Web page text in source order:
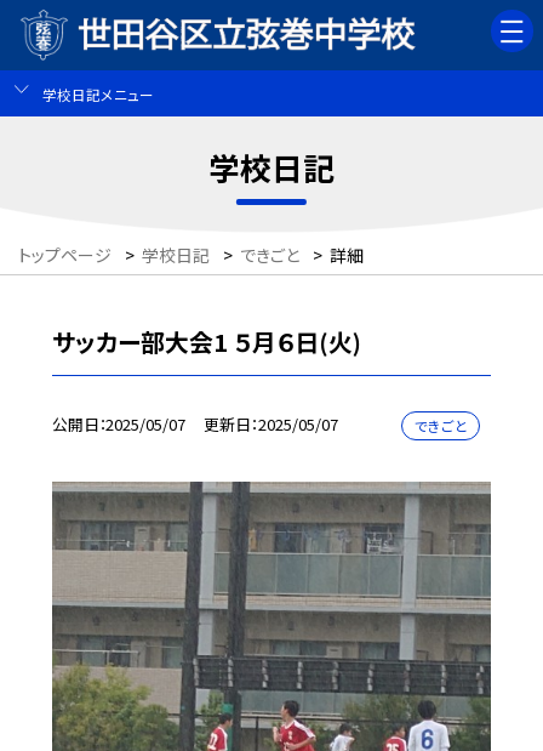
学校日記メニュー
学校日記
トップページ > 学校日記 > できごと > 詳細
サッカー部大会1 ５月６日(火)
公開日 2025/05/07 更新日 2025/05/07 できごと